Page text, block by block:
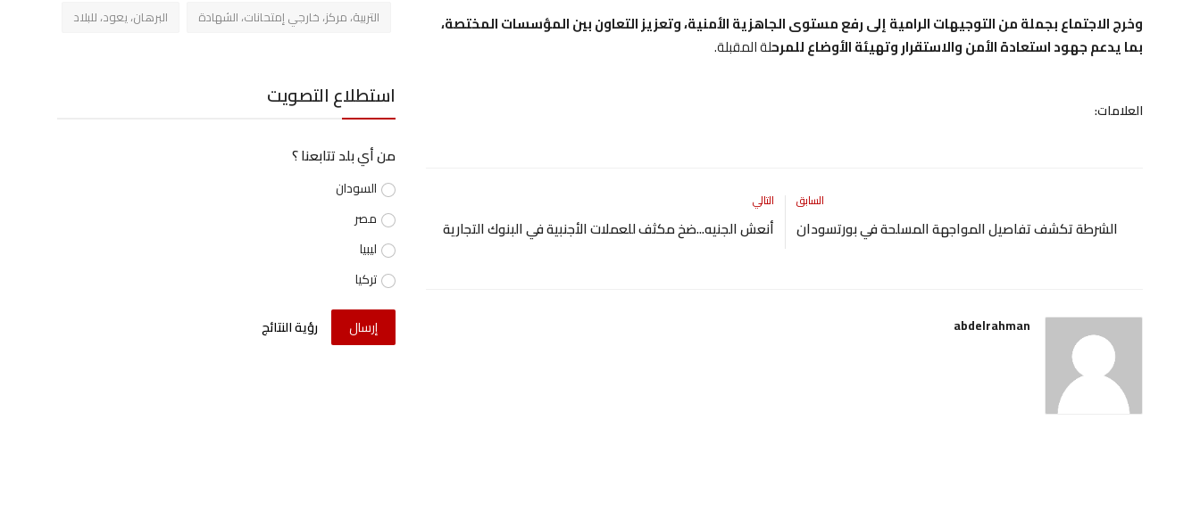
وخرج الاجتماع بجملة من التوجيهات الرامية إلى رفع مستوى الجاهزية الأمنية، وتعزيز التعاون بين المؤسسات المختصة،
بما يدعم جهود استعادة الأمن والاستقرار وتهيئة الأوضاع للمرحلة المقبلة.
العلامات:
السابق
الشرطة تكشف تفاصيل المواجهة المسلحة في بورتسودان
التالي
أنعش الجنيه...ضخ مكثف للعملات الأجنبية في البنوك التجارية
abdelrahman
التربية، مركز، خارجي إمتحانات، الشهادة
البرهان، يعود، للبلاد
استطلاع التصويت
من أي بلد تتابعنا ؟
السودان
مصر
ليبيا
تركيا
إرسال رؤية النتائج